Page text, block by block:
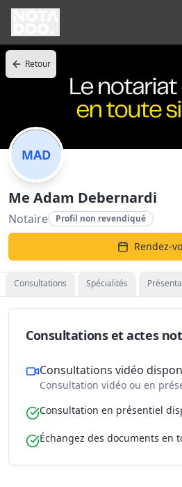
Retour
MAD
Me Adam Debernardi
Notaire Profil non revendiqué
Rendez-
Consultations Spécialités
Consultations et actes
Consultations vidéo
Consultation vidéo ou en
Consultation en présentiel
Échangez des documents en